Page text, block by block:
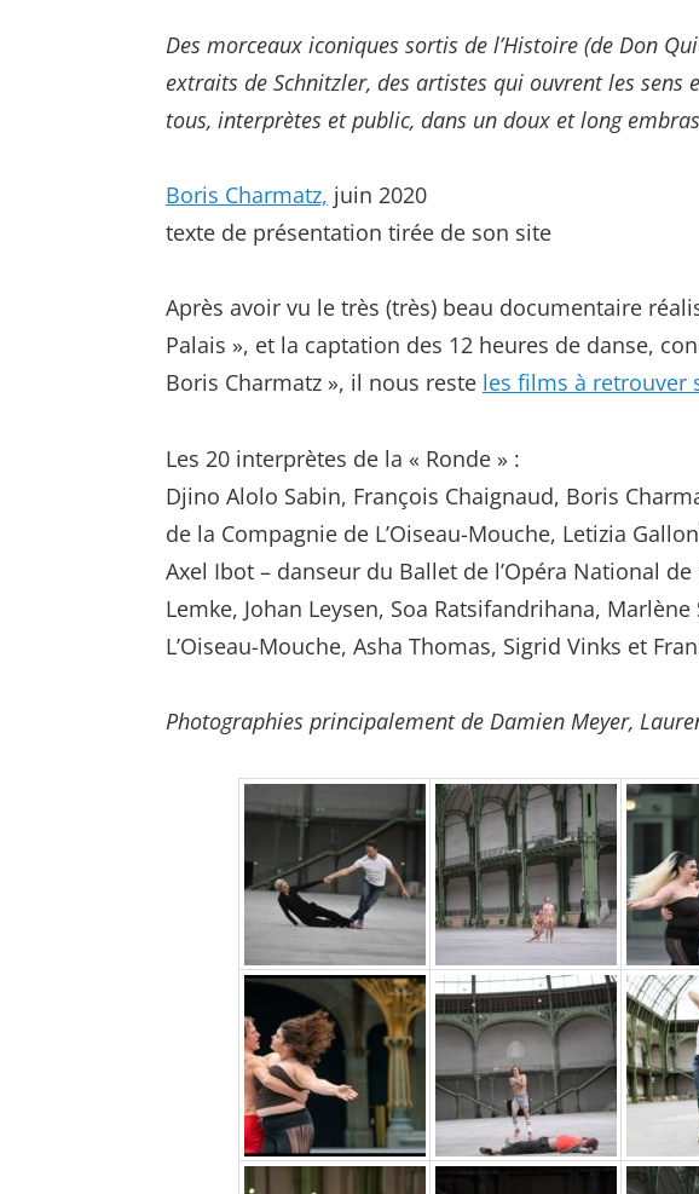
Des morceaux iconiques sortis de l’Histoire (de Don
extraits de Schnitzler, des artistes qui ouvrent les
tous, interprètes et public, dans un doux et long
Boris Charmatz, juin 2020
texte de présentation tirée de son site
Après avoir vu le très (très) beau documentaire
Palais », et la captation des 12 heures de danse,
Boris Charmatz », il nous reste les films à retrouver
Les 20 interprètes de la « Ronde » :
Djino Alolo Sabin, François Chaignaud, Boris
de la Compagnie de L’Oiseau-Mouche, Letizia
Axel Ibot – danseur du Ballet de l’Opéra National
Lemke, Johan Leysen, Soa Ratsifandrihana,
L’Oiseau-Mouche, Asha Thomas, Sigrid Vinks et
Photographies principalement de Damien Meyer,